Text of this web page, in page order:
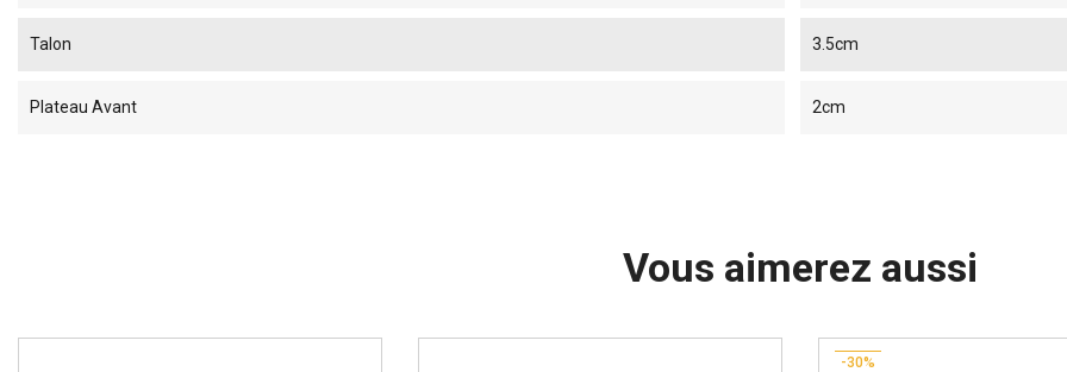
Talon 3.5cm
Plateau Avant 2cm
Vous aimerez aussi
-30%